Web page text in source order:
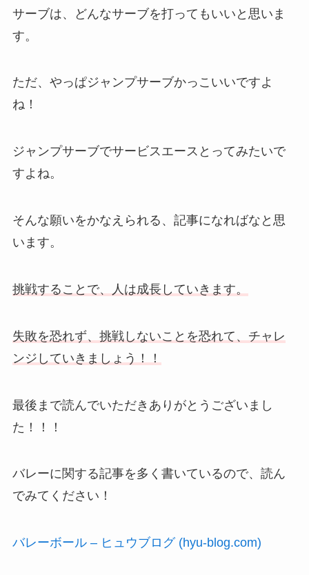
サーブは、どんなサーブを打ってもいいと思いま
す。
ただ、やっぱジャンプサーブかっこいいですよ
ね！
ジャンプサーブでサービスエースとってみたいで
すよね。
そんな願いをかなえられる、記事になればなと思
います。
挑戦することで、人は成長していきます。
失敗を恐れず、挑戦しないことを恐れて、チャレ
ンジしていきましょう！！
最後まで読んでいただきありがとうございまし
た！！！
バレーに関する記事を多く書いているので、読ん
でみてください！
バレーボール – ヒュウブログ (hyu-blog.com)